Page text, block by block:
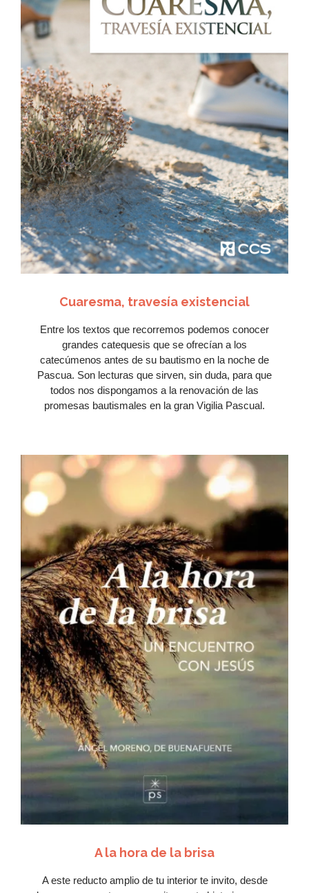
Cuaresma, travesía existencial
Entre los textos que recorremos podemos conocer
grandes catequesis que se ofrecían a los
catecúmenos antes de su bautismo en la noche de
Pascua. Son lecturas que sirven, sin duda, para que
todos nos dispongamos a la renovación de las
promesas bautismales en la gran Vigilia Pascual.
Ver Más
encanta
A la hora de la brisa
A este reducto amplio de tu interior te invito, desde
Ver Más